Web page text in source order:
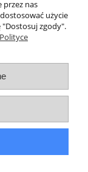
od 2020
przez nas
użycie
zgody".